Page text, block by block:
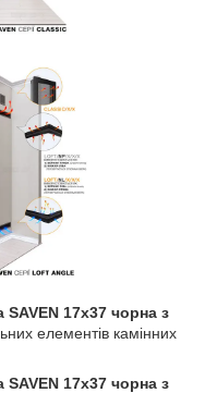
SAVEN 17х37 чорна з
елементів камінних
SAVEN 17х37 чорна з